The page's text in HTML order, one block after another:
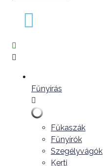
Fűnyírás
Fűkaszák
Fűnyírók
Szegélyvágók
Kerti